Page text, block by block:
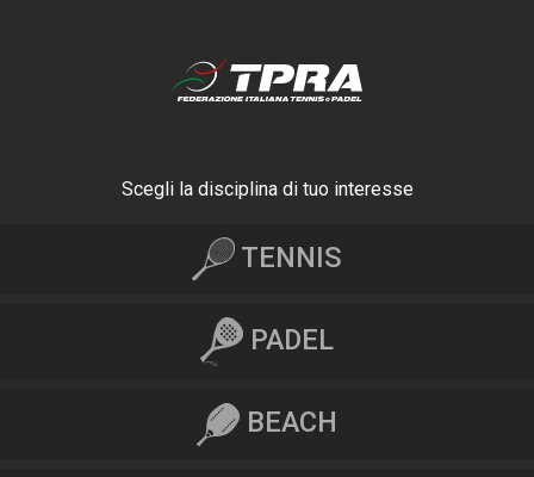
Scegli la disciplina di tuo interesse
TENNIS
PADEL
BEACH